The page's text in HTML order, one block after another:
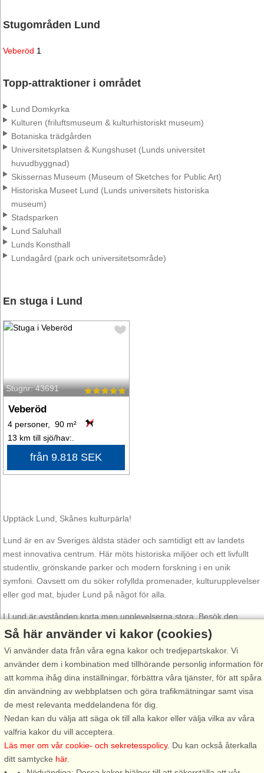
Stugområden Lund
Veberöd 1
Topp-attraktioner i området
Lund Domkyrka
Kulturen (friluftsmuseum & kulturhistoriskt museum)
Botaniska trädgården
Universitetsplatsen & Kungshuset (Lunds universitet
huvudbyggnad)
Skissernas Museum (Museum of Sketches for Public Art)
Historiska Museet Lund (Lunds universitets historiska
museum)
Stadsparken
Lund Saluhall
Lunds Konsthall
Lundagård (park och universitetsområde)
En stuga i Lund
Stugnr: 43691
Veberöd
4 personer, 90 m²
13 km till sjö/hav:.
från 9.818 SEK
Upptäck Lund, Skånes kulturpärla!
Lund är en av Sveriges äldsta städer och samtidigt ett av landets
mest innovativa centrum. Här möts historiska miljöer och ett livfullt
studentliv, grönskande parker och modern forskning i en unik
symfoni. Oavsett om du söker rofyllda promenader, kulturupplevelser
eller god mat, bjuder Lund på något för alla.
I Lund är avstånden korta men upplevelserna stora. Besök den
mäktiga Lunds domkyrka, vars torn vakar över staden sedan
medeltiden Stadens ikon och ett av Nordens främsta medeltida
byggnadsverk. Steg för steg leder dess stenväggar dig tusen år
tillbaka i tiden. Ta en stilla promenad genom Botaniska trädgården,
en grön oas med över 7000 växtarter där varje säsong målar sin
egen tavla. Perfekt för en paus med picknick eller promenader. Här
finns också ett av Europas äldsta universitet, känt för sitt akademiska
arv, sina vackra byggnader och sin öppna atmosfär.
Stadens pulserande shoppingstråk är fyllda med butiker och mysiga
caféer, perfekt för att strosa över kullterstensgatorna i centrum och
Så här använder vi kakor (cookies)
Vi använder data från våra egna kakor och tredjepartskakor. Vi
använder dem i kombination med tillhörande personlig information för
att komma ihåg dina inställningar, förbättra våra tjänster, för att spåra
din användning av webbplatsen och göra trafikmätningar samt visa
de mest relevanta meddelandena för dig.
Nedan kan du välja att säga ok till alla kakor eller välja vilka av våra
valfria kakor du vill acceptera.
Läs mer om vår cookie- och sekretesspolicy. Du kan också återkalla
ditt samtycke här.